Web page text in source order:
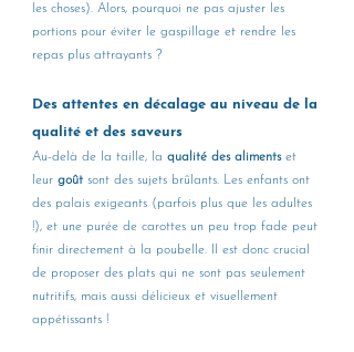
les choses). Alors, pourquoi ne pas ajuster les
portions pour éviter le gaspillage et rendre les
repas plus attrayants ?
Des attentes en décalage au niveau de la
qualité et des saveurs
Au-delà de la taille, la qualité des aliments et
leur goût sont des sujets brûlants. Les enfants ont
des palais exigeants (parfois plus que les adultes
!), et une purée de carottes un peu trop fade peut
finir directement à la poubelle. Il est donc crucial
de proposer des plats qui ne sont pas seulement
nutritifs, mais aussi délicieux et visuellement
appétissants !